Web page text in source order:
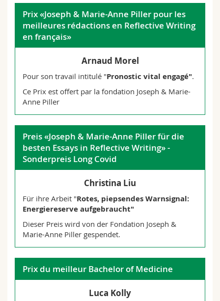
Ananda Kurth
Tim Meili
Alessia Nese
Alice Perrotta
Sonia Rey
Mirjam Louise Roder
Cécile Spichtig
Marie Floriane Joliat
Vincent Masserey
Marc O'Callaghan
Marlène Raetzo
Maxime Schüpbach
Grégoire Seingre
Matteo Mangiagalli
Gaël Emile Spicher
Mélissa Tercier
Vincent Carrel
Antoine Demont
Nina Eldridge
Aimen Fahmi
Dana Rim Ghousson
Alex Guardini
Krishna Le Moing
Philippe Knecht
Noah Kolly
Alizée Boillat
Jérémy Corpataux
Adrien Courlet
Baptiste De Marchi
Théo Fleury
Florian Frésard
Léa Grandgirard
Maxime Gobet
Martin Kurmann
Benoît Lucien Mariéthoz
Loïc Marmier
Audrey Overney
Marie Perroud
Lauralee Ruch
Alessandro Samphon Failla
Sophie Grigolo
Anna Kaufmann
Yolande Klootsema
Nora Kopse
Danaëlle Lisa Lachat
Hannah Portmann
Priscilla Amrein
Lucas Bafumi
Timoti Baggio
Melissa Bastos Silva
Yanik Berli
Pierre Bétrisey
Delia Brändle
Prix «Joseph & Marie-Anne Piller pour les
meilleures rédactions en Reflective Writing
en français»
Arnaud Morel
Pour son travail intitulé "Pronostic vital engagé".
Ce Prix est offert par la fondation Joseph & Marie-
Anne Piller
Preis «Joseph & Marie-Anne Piller für die
besten Essays in Reflective Writing» -
Sonderpreis Long Covid
Christina Liu
Für ihre Arbeit "Rotes, piepsendes Warnsignal:
Energiereserve aufgebraucht"
Dieser Preis wird von der Fondation Joseph &
Marie-Anne Piller gespendet.
Prix du meilleur Bachelor of Medicine
Luca Kolly